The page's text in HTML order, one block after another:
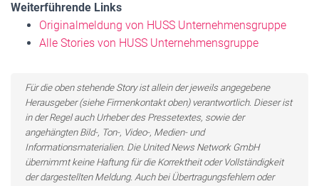
Weiterführende Links
Originalmeldung von HUSS Unternehmensgruppe
Alle Stories von HUSS Unternehmensgruppe
Für die oben stehende Story ist allein der jeweils angegebene
Herausgeber (siehe Firmenkontakt oben) verantwortlich. Dieser ist
in der Regel auch Urheber des Pressetextes, sowie der
angehängten Bild-, Ton-, Video-, Medien- und
Informationsmaterialien. Die United News Network GmbH
übernimmt keine Haftung für die Korrektheit oder Vollständigkeit
der dargestellten Meldung. Auch bei Übertragungsfehlern oder